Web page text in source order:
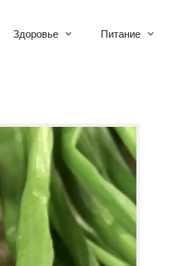
Здоровье Питание